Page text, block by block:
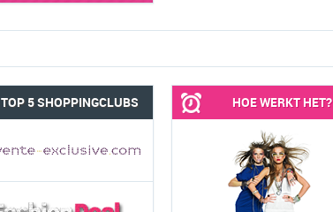
TOP 5 SHOPPINGCLUBS HOE WERKT HET?